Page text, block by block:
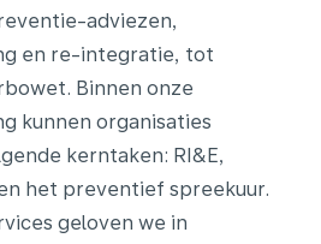
adviezen,
en re-integratie, tot
Binnen onze
kunnen organisaties
kerntaken: RI&E,
en het preventief spreekuur.
geloven we in